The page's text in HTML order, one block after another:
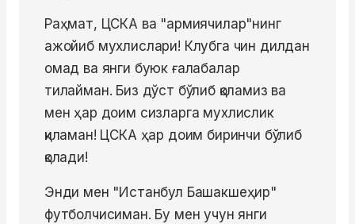
Раҳмат, ЦСКА ва "армиячилар"нинг
ажойиб мухлислари! Клубга чин дилдан
омад ва янги буюк ғалабалар
тилайман. Биз дўст бўлиб қоламиз ва
мен ҳар доим сизларга мухлислик
қиламан! ЦСКА ҳар доим биринчи бўлиб
қолади!
Энди мен "Истанбул Башакшеҳир"
футболчисиман. Бу мен учун янги